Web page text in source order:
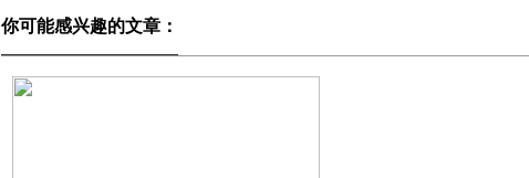
你可能感兴趣的文章：